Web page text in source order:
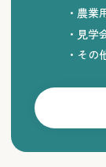
農業
見学
その